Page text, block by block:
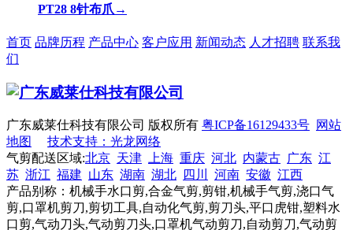
PT28 8针布爪 →
首页 品牌历程 产品中心 客户应用 新闻动态 人才招聘 联系我
们
广东威莱仕科技有限公司 版权所有 粤ICP备16129433号 网站
地图
技术支持：光龙网络
气剪配送区域:北京 天津 上海 重庆 河北 内蒙古 广东 江
苏 浙江 福建 山东 湖南 湖北 四川 河南 安徽 江西
产品别称：机械手水口剪,合金气剪,剪钳,机械手气剪,浇口气
剪,口罩机剪刀,剪切工具,自动化气剪,剪刀头,平口虎钳,塑料水
口剪,气动刀头,气动剪刀头,口罩机气动剪刀,自动剪刀,气动剪